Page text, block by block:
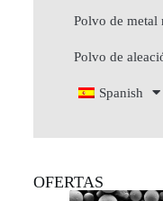
Polvo de metal
Polvo de
Spanish
OFERTAS